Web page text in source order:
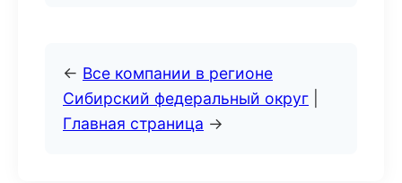
← Все компании в регионе
Сибирский федеральный округ
Главная страница →